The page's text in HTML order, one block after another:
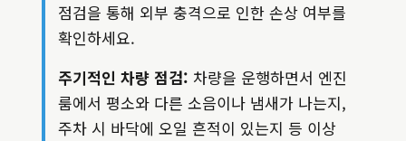
점검을 통해 외부 충격으로 인한 손상 여부를
확인하세요.
주기적인 차량 점검: 차량을 운행하면서 엔진
룸에서 평소와 다른 소음이나 냄새가 나는지,
주차 시 바닥에 오일 흔적이 있는지 등 이상